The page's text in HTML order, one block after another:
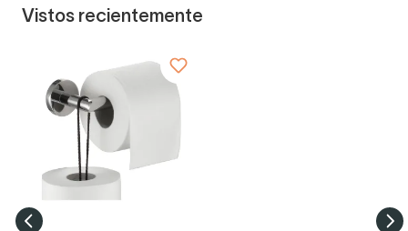
Vistos recientemente